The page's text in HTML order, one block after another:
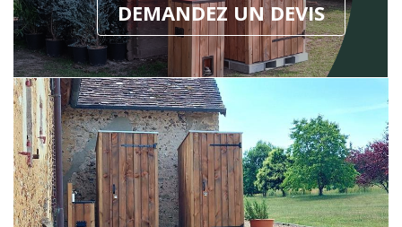
DEMANDEZ UN DEVIS